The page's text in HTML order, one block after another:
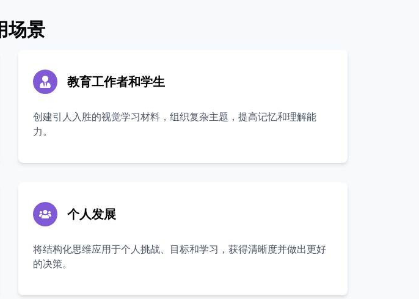
场景
教育工作者和学生
创建引人入胜的视觉学习材料，组织复杂主题，提高记忆和理解能
力。
个人发展
将结构化思维应用于个人挑战、目标和学习，获得清晰度并做出更好
的决策。